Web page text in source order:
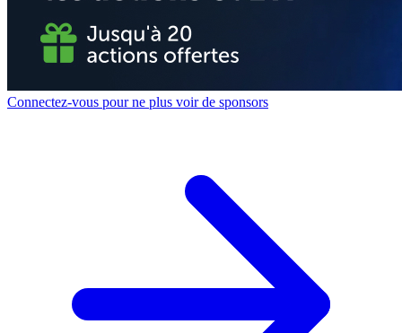
Connectez-vous pour ne plus voir de sponsors